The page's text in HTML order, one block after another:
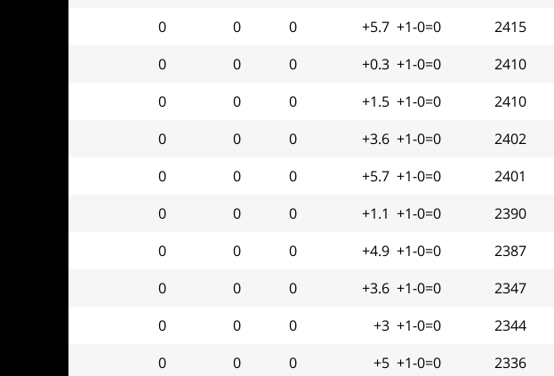
2415
+1-0=0
+5.7
0
0
0
2410
+1-0=0
+0.3
0
0
0
2410
+1-0=0
+1.5
0
0
0
2402
+1-0=0
+3.6
0
0
0
2401
+1-0=0
+5.7
0
0
0
2390
+1-0=0
+1.1
0
0
0
2387
+1-0=0
+4.9
0
0
0
2347
+1-0=0
+3.6
0
0
0
2344
+1-0=0
+3
0
0
0
2336
+1-0=0
+5
0
0
0